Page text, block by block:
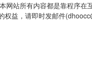
网站所有内容都是靠程序在
权益，请即时发邮件